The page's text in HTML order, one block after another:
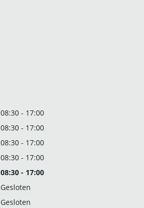
08:30 - 17:00
08:30 - 17:00
08:30 - 17:00
08:30 - 17:00
08:30 - 17:00
Gesloten
Gesloten